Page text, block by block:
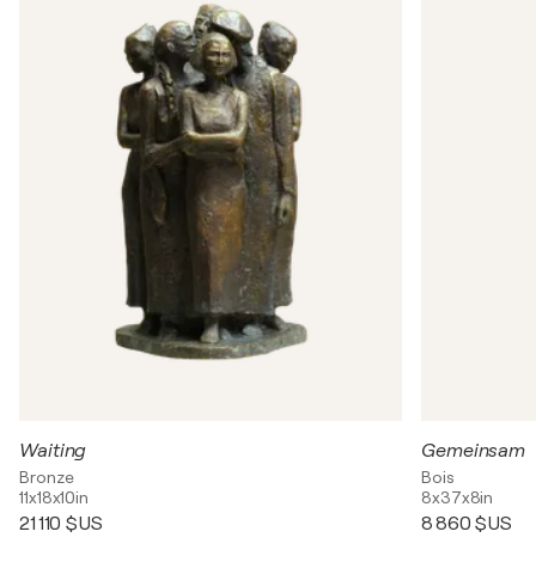
Waiting
Bronze
11x18x10in
21 110 $US
Gemeinsam
Bois
8x37x8in
8 860 $US